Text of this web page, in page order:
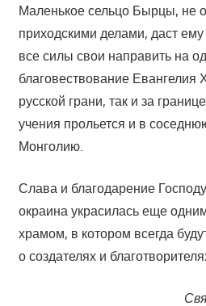
Маленькое сельцо Бырцы, не
приходскими делами, даст
все силы свои направить на
благовествование Евангелия
русской грани, так и за
учения прольется и в
Монголию.
Слава и благодарение
окраина украсилась еще
храмом, в котором всегда
о создателях и